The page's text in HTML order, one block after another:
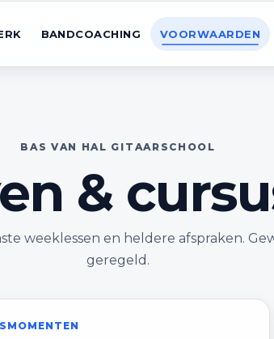
BANDCOACHING VOORWAARDEN
BAS VAN HAL GITAARSCHOOL
&
weeklessen en heldere afspraken.
geregeld.